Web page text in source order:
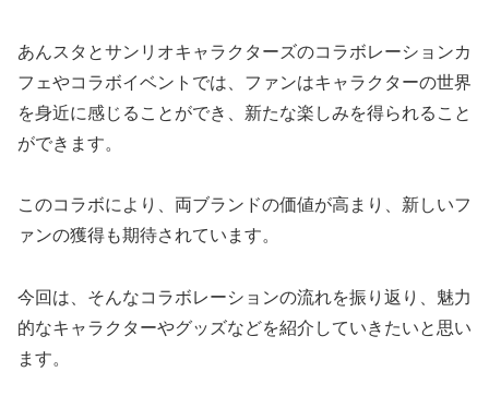
あんスタとサンリオキャラクターズのコラボレーションカ
フェやコラボイベントでは、ファンはキャラクターの世界
を身近に感じることができ、新たな楽しみを得られること
ができます。
このコラボにより、両ブランドの価値が高まり、新しいフ
ァンの獲得も期待されています。
今回は、そんなコラボレーションの流れを振り返り、魅力
的なキャラクターやグッズなどを紹介していきたいと思い
ます。